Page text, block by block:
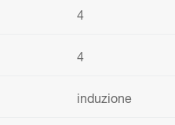
4
4
induzione